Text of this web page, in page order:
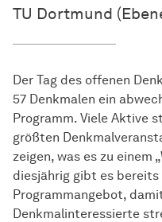
TU Dortmund
Der Tag des offenen
57 Denkmalen ein
Programm. Viele Aktive
größten
zeigen, was es zu einem
diesjährig gibt es bereits
Programmangebot,
Denkmalinteressierte